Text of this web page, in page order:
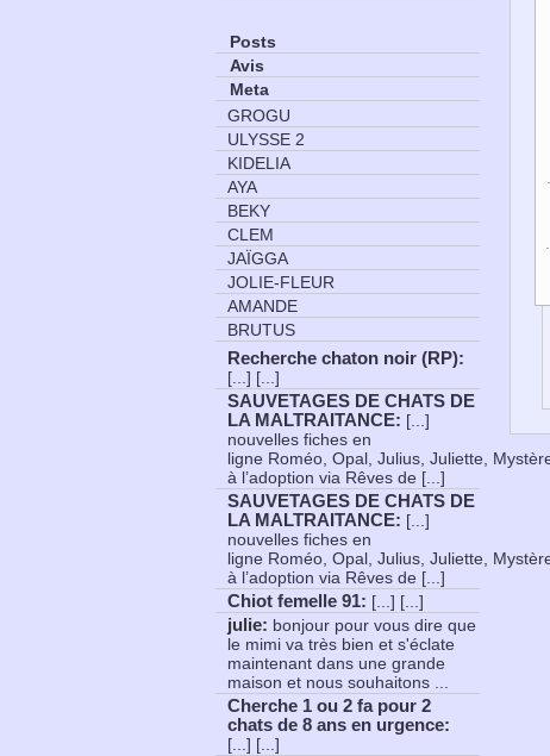
Posts
Avis
Meta
GROGU
ULYSSE 2
KIDELIA
AYA
BEKY
CLEM
JAÏGGA
JOLIE-FLEUR
AMANDE
BRUTUS
Recherche chaton noir (RP):
[...] [...]
SAUVETAGES DE CHATS DE
LA MALTRAITANCE: [...]
nouvelles fiches en
ligne Roméo, Opal, Julius, Juliette,
à l’adoption via Rêves de [...]
SAUVETAGES DE CHATS DE
LA MALTRAITANCE: [...]
nouvelles fiches en
ligne Roméo, Opal, Julius, Juliette,
à l’adoption via Rêves de [...]
Chiot femelle 91: [...] [...]
julie: bonjour pour vous dire que
le mimi va très bien et s'éclate
maintenant dans une grande
maison et nous souhaitons ...
Cherche 1 ou 2 fa pour 2
chats de 8 ans en urgence:
[...] [...]